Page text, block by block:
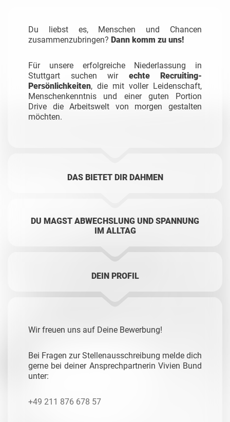
Du liebst es, Menschen und Chancen
zusammenzubringen? Dann komm zu uns!
Für unsere erfolgreiche Niederlassung in
Stuttgart suchen wir echte Recruiting-
Persönlichkeiten, die mit voller Leidenschaft,
Menschenkenntnis und einer guten Portion
Drive die Arbeitswelt von morgen gestalten
möchten.
DAS BIETET DIR DAHMEN
DU MAGST ABWECHSLUNG UND SPANNUNG
IM ALLTAG
DEIN PROFIL
Wir freuen uns auf Deine Bewerbung!
Bei Fragen zur Stellenausschreibung melde dich
gerne bei deiner Ansprechpartnerin Vivien Bund
unter:
+49 211 876 678 57